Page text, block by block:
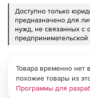
Доступно только
предназначено для
нужд, не связанных с
предпринимательской
Товара временно нет
похожие товары из
Программы для